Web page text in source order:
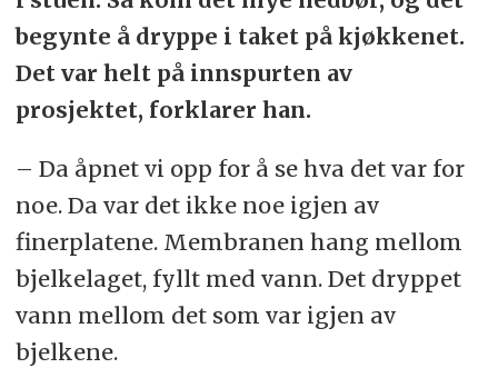
begynte å dryppe i taket på kjøkkenet.
Det var helt på innspurten av
prosjektet, forklarer han.
– Da åpnet vi opp for å se hva det var for
noe. Da var det ikke noe igjen av
finerplatene. Membranen hang mellom
bjelkelaget, fyllt med vann. Det dryppet
vann mellom det som var igjen av
bjelkene.